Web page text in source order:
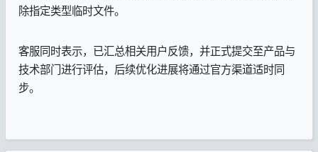
除指定类型临时文件。
客服同时表示，已汇总相关用户反馈，并正式提交至产品与
技术部门进行评估，后续优化进展将通过官方渠道适时同
步。